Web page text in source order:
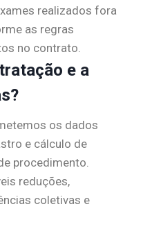
realizados fora
as regras
no contrato.
e a
os dados
e cálculo de
procedimento.
reduções,
coletivas e